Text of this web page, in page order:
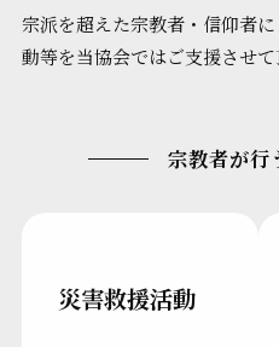
宗派を超えた宗教者・信仰者
動等を当協会ではご支援させて
宗教者が行
災害救援活動